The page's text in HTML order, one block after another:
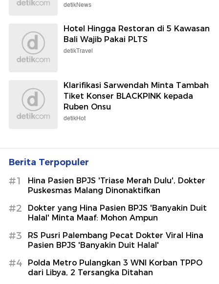
detikNews
Hotel Hingga Restoran di 5 Kawasan
Bali Wajib Pakai PLTS
detikTravel
Klarifikasi Sarwendah Minta Tambah
Tiket Konser BLACKPINK kepada
Ruben Onsu
detikHot
Berita Terpopuler
#1
Hina Pasien BPJS 'Triase Merah Dulu', Dokter
Puskesmas Malang Dinonaktifkan
#2
Dokter yang Hina Pasien BPJS 'Banyakin Duit
Halal' Minta Maaf: Mohon Ampun
#3
RS Pusri Palembang Pecat Dokter Viral Hina
Pasien BPJS 'Banyakin Duit Halal'
#4
Polda Metro Pulangkan 3 WNI Korban TPPO
dari Libya, 2 Tersangka Ditahan